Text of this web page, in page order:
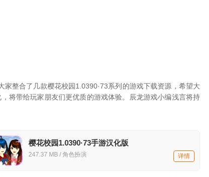
整合了几款樱花校园1.0390·73系列的游戏下载资源，希望大
将带给玩家朋友们更优质的游戏体验。辰龙游戏小编浅言将持
樱花校园1.0390·73手游汉化版
247.37 MB / 角色扮演 详情